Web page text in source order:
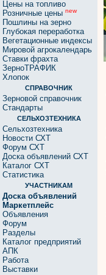
Цены на топливо
Розничные цены new
Пошлины на зерно
Глубокая переработка
Вегетационные индексы
Мировой агрокалендарь
Ставки фрахта
ЗерноТРАФИК
Хлопок
СПРАВОЧНИК
Зерновой справочник
Стандарты
СЕЛЬХОЗТЕХНИКА
Сельхозтехника
Новости СХТ
Форум СХТ
Доска объявлений СХТ
Каталог СХТ
Статистика
УЧАСТНИКАМ
Доска объявлений
Маркетплейс
Объявления
Форум
Разделы
Каталог предприятий
АПК
Работа
Выставки